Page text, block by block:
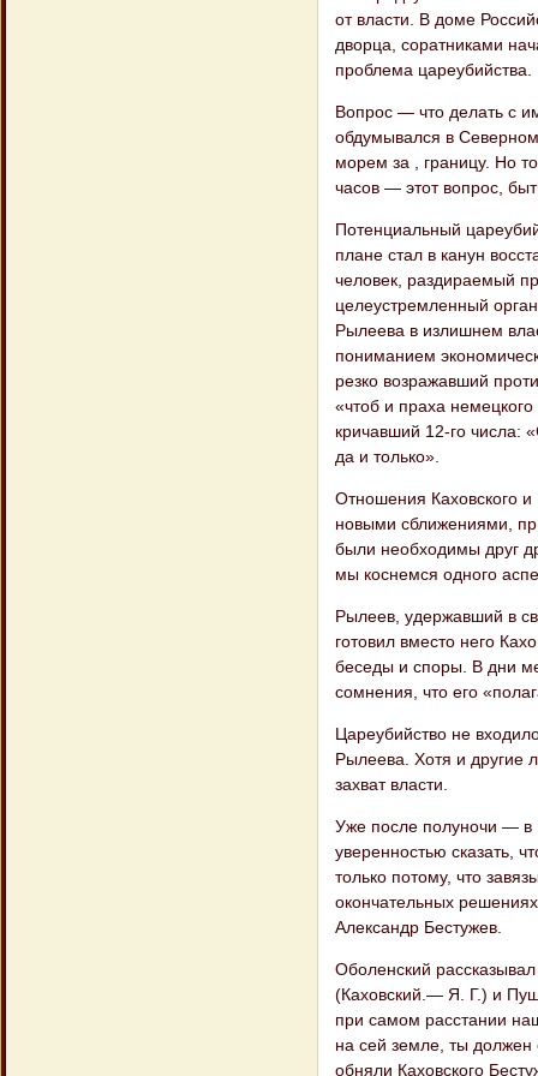
от власти. В доме
дворца, соратниками
проблема цареубийства.
Вопрос — что делать с
обдумывался в
морем за , границу. Но
часов — этот вопрос,
Потенциальный
плане стал в канун
человек, раздираемый
целеустремленный
Рылеева в излишнем
пониманием
резко возражавший
«чтоб и праха
кричавший 12-го числа:
да и только».
Отношения Каховского
новыми сближениями,
были необходимы друг
мы коснемся одного
Рылеев, удержавший в
готовил вместо него
беседы и споры. В дни
сомнения, что его
Цареубийство не
Рылеева. Хотя и другие
захват власти.
Уже после полуночи — в
уверенностью сказать,
только потому, что
окончательных
Александр Бестужев.
Оболенский
(Каховский.— Я. Г.) и
при самом расстании
на сей земле, ты
обняли Каховского